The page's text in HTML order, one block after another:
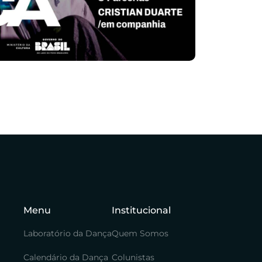
Menu
Laboratório da Dança
Calendário da Dança
Institucional
Quem Somos
Colunistas